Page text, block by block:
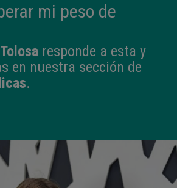
mi peso de
responde a esta y
en nuestra sección de
.